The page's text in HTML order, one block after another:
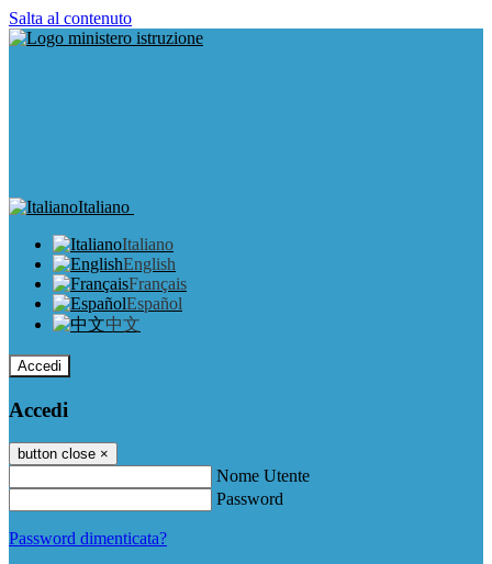
Salta al contenuto
Italiano
Italiano
English
Français
Español
中文
Accedi
Accedi
button close ×
Nome Utente
Password
Password dimenticata?